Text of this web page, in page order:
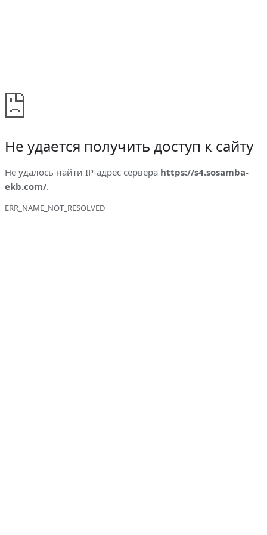
Не удается получить доступ к сайту
Не удалось найти IP-адрес сервера https://s4.sosamba-
ekb.com/.
ERR_NAME_NOT_RESOLVED